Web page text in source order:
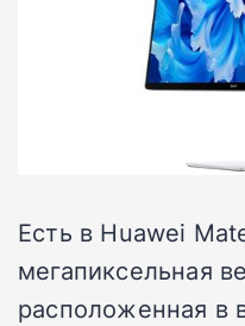
Есть в Huawei
мегапиксельная
расположенная в